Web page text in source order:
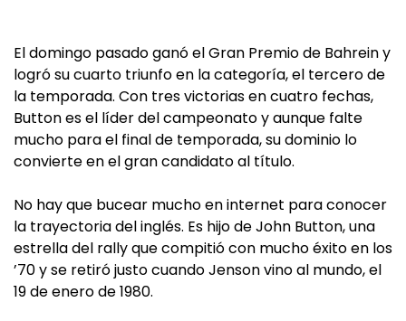
El domingo pasado ganó el Gran Premio de Bahrein y
logró su cuarto triunfo en la categoría, el tercero de
la temporada. Con tres victorias en cuatro fechas,
Button es el líder del campeonato y aunque falte
mucho para el final de temporada, su dominio lo
convierte en el gran candidato al título.
No hay que bucear mucho en internet para conocer
la trayectoria del inglés. Es hijo de John Button, una
estrella del rally que compitió con mucho éxito en los
’70 y se retiró justo cuando Jenson vino al mundo, el
19 de enero de 1980.